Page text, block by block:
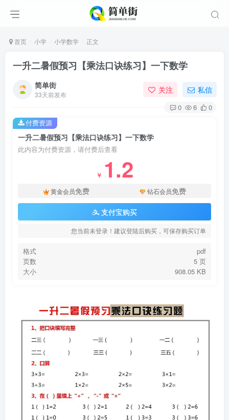
首页 小学 小学数学 正文
一升二暑假预习【乘法口诀练习】一下数学
简单街
33天前发布 关注 私信
0 6 0
一升二暑假预习【乘法口诀练习】一下数学
此内容为付费资源，请付费后查看
￥ 1.2
黄金会员免费 钻石会员免费
支付宝购买
您当前未登录！建议登陆后购买，可保存购买订单
格式
pdf
页数
5 页
大小
908.05 KB
付费资源